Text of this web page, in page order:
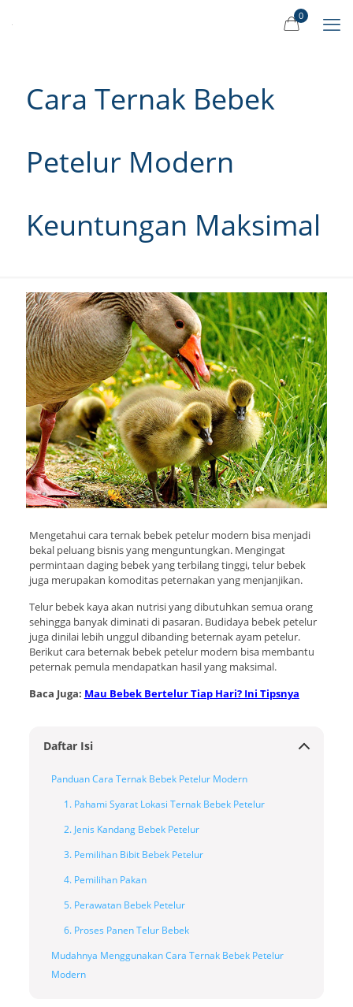
0
Cara Ternak Bebek
Petelur Modern
Keuntungan Maksimal
Mengetahui cara ternak bebek petelur modern bisa menjadi
bekal peluang bisnis yang menguntungkan. Mengingat
permintaan daging bebek yang terbilang tinggi, telur bebek
juga merupakan komoditas peternakan yang menjanjikan.
Telur bebek kaya akan nutrisi yang dibutuhkan semua orang
sehingga banyak diminati di pasaran. Budidaya bebek petelur
juga dinilai lebih unggul dibanding beternak ayam petelur.
Berikut cara beternak bebek petelur modern bisa membantu
peternak pemula mendapatkan hasil yang maksimal.
Baca Juga: Mau Bebek Bertelur Tiap Hari? Ini Tipsnya
Daftar Isi
Panduan Cara Ternak Bebek Petelur Modern
1. Pahami Syarat Lokasi Ternak Bebek Petelur
2. Jenis Kandang Bebek Petelur
3. Pemilihan Bibit Bebek Petelur
4. Pemilihan Pakan
5. Perawatan Bebek Petelur
6. Proses Panen Telur Bebek
Mudahnya Menggunakan Cara Ternak Bebek Petelur
Modern